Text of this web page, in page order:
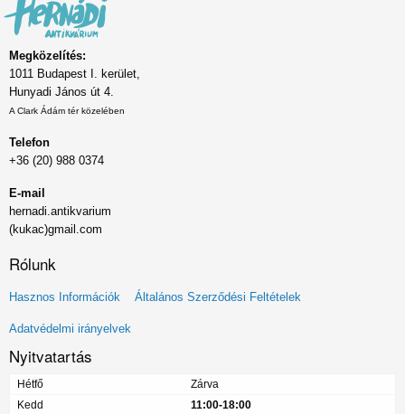
Megközelítés:
1011 Budapest I. kerület,
Hunyadi János út 4.
A Clark Ádám tér közelében
Telefon
+36 (20) 988 0374
E-mail
hernadi.antikvarium
(kukac)gmail.com
Rólunk
Lábléc
menü
Hasznos Információk Általános Szerződési Feltételek
Adatvédelmi irányelvek
Nyitvatartás
Hétfő
Zárva
Kedd
11:00-18:00